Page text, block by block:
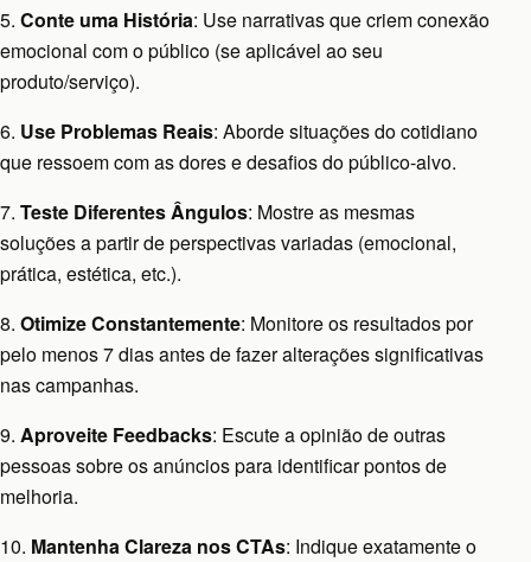
5. Conte uma História: Use narrativas que criem conexão
emocional com o público (se aplicável ao seu
produto/serviço).
6. Use Problemas Reais: Aborde situações do cotidiano
que ressoem com as dores e desafios do público-alvo.
7. Teste Diferentes Ângulos: Mostre as mesmas
soluções a partir de perspectivas variadas (emocional,
prática, estética, etc.).
8. Otimize Constantemente: Monitore os resultados por
pelo menos 7 dias antes de fazer alterações significativas
nas campanhas.
9. Aproveite Feedbacks: Escute a opinião de outras
pessoas sobre os anúncios para identificar pontos de
melhoria.
10. Mantenha Clareza nos CTAs: Indique exatamente o